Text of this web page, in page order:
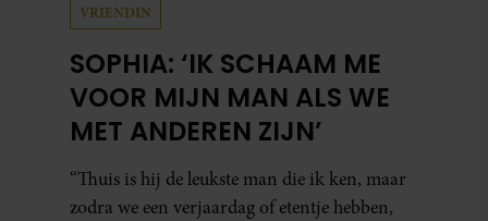
VRIENDIN
SOPHIA: ‘IK SCHAAM ME
VOOR MIJN MAN ALS WE
MET ANDEREN ZIJN’
“Thuis is hij de leukste man die ik ken, maar
zodra we een verjaardag of etentje hebben,